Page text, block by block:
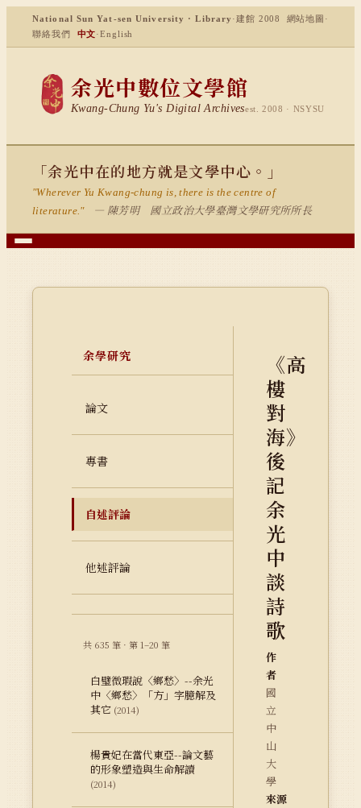
National Sun Yat-sen University · Library ·建館 2008 網站地圖 ·
聯絡我們
中文·English
余光中數位文學館
Kwang-Chung Yu's Digital Archivesest. 2008 · NSYSU
「余光中在的地方就是文學中心。」
"Wherever Yu Kwang-chung is, there is the centre of
literature."
— 陳芳明 國立政治大學臺灣文學研究所所長
余學研究
論文
專書
自述評論
他述評論
共 635 筆 · 第 1–20 筆
白璧微瑕說〈鄉愁〉--余光
中〈鄉愁〉「方」字臆解及
其它 (2014)
楊貴妃在當代東亞--論文藝
的形象塑造與生命解讀
(2014)
《高
樓
對
海》
後
記
余
光
中
談
詩
歌
作
者
國
立
中
山
大
學
來源